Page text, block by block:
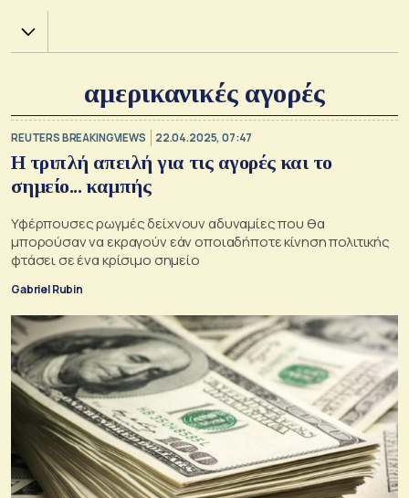
Χ.Α.
αμερικανικές αγορές
REUTERS BREAKINGVIEWS 22.04.2025, 07:47
Η τριπλή απειλή για τις αγορές και το
σημείο... καμπής
Υφέρπουσες ρωγμές δείχνουν αδυναμίες που θα
μπορούσαν να εκραγούν εάν οποιαδήποτε κίνηση πολιτικής
φτάσει σε ένα κρίσιμο σημείο
Gabriel Rubin